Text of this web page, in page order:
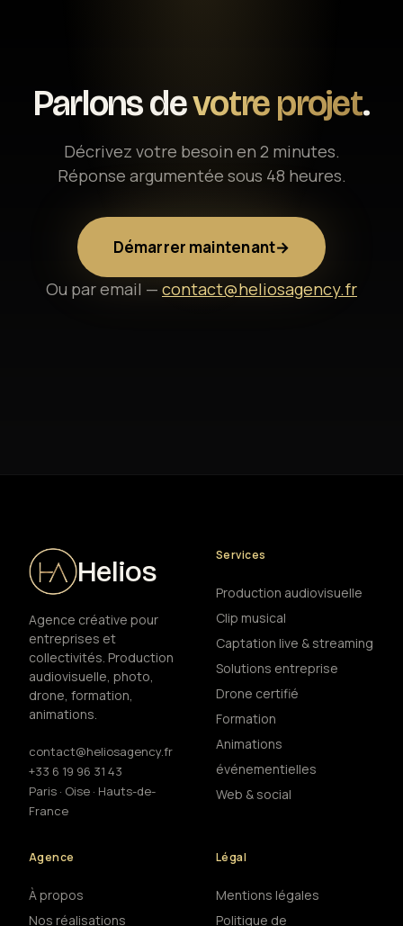
Parlons devotre projet.
Décrivez votre besoin en 2 minutes.
Réponse argumentée sous 48 heures.
Démarrer maintenant→
Ou par email — contact@heliosagency.fr
Helios
Agence créative pour
entreprises et
collectivités. Production
audiovisuelle, photo,
drone, formation,
animations.
contact@heliosagency.fr
+33 6 19 96 31 43
Paris · Oise · Hauts-de-
France
Services
Production audiovisuelle
Clip musical
Captation live & streaming
Solutions entreprise
Drone certifié
Formation
Animations
événementielles
Web & social
Agence
À propos
Nos réalisations
Légal
Mentions légales
Politique de